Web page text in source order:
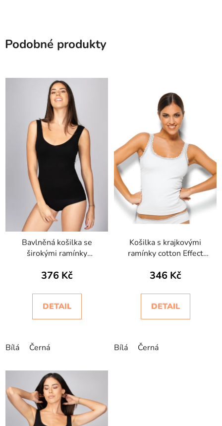
Podobné produkty
Bavlněná košilka se
širokými ramínky
376 Kč
DETAIL
Bílá Černá
Košilka s krajkovými
ramínky cotton Effect
346 Kč
DETAIL
Bílá Černá